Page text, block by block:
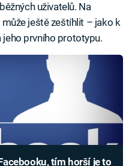
uživatelů. Na
ještě zeštíhlit – jako k
prvního prototypu.
tím horší je to